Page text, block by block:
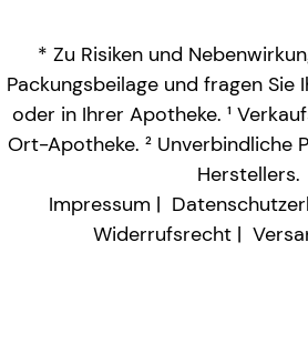
* Zu Risiken und
Packungsbeilage und fragen Sie
oder in Ihrer Apotheke. ¹
Ort-Apotheke. ² Unverbindliche
Herstellers.
Impressum
Widerrufsrecht